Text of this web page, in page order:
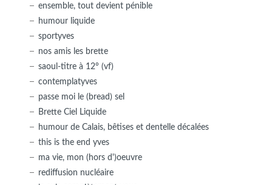
ensemble, tout devient pénible
humour liquide
sportyves
nos amis les brette
saoul-titre à 12° (vf)
contemplatyves
passe moi le (bread) sel
Brette Ciel Liquide
humour de Calais, bêtises et dentelle décalées
this is the end yves
ma vie, mon (hors d')oeuvre
rediffusion nucléaire